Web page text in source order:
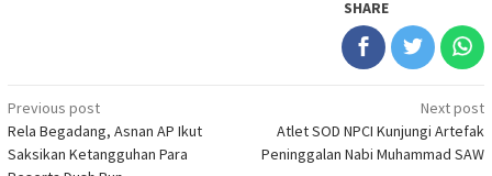
SHARE
Post
navigation
Previous post
Rela Begadang, Asnan AP Ikut
Saksikan Ketangguhan Para
Next post
Atlet SOD NPCI Kunjungi Artefak
Peninggalan Nabi Muhammad SAW